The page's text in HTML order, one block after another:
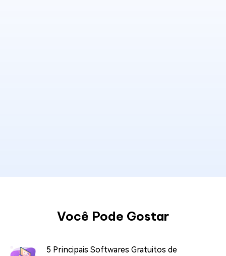
Você Pode Gostar
5 Principais Softwares Gratuitos de